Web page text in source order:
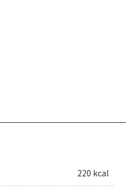
220 kcal